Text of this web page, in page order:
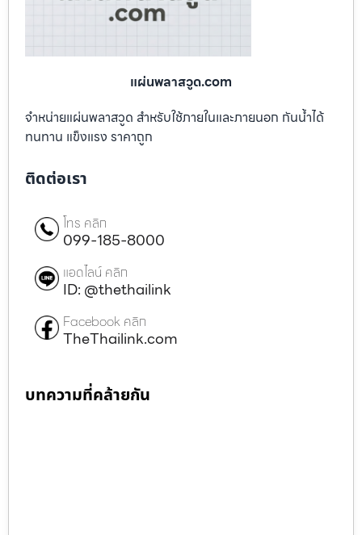
แผ่นพลาสวูด.com
จำหน่ายแผ่นพลาสวูด สำหรับใช้ภายในและภายนอก กันน้ำได้
ทนทาน แข็งแรง ราคาถูก
ติดต่อเรา
โทร คลิก
099-185-8000
แอดไลน์ คลิก
ID: @thethailink
Facebook คลิก
TheThailink.com
บทความที่คล้ายกัน